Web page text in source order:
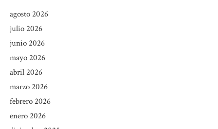
agosto 2026
julio 2026
junio 2026
mayo 2026
abril 2026
marzo 2026
febrero 2026
enero 2026